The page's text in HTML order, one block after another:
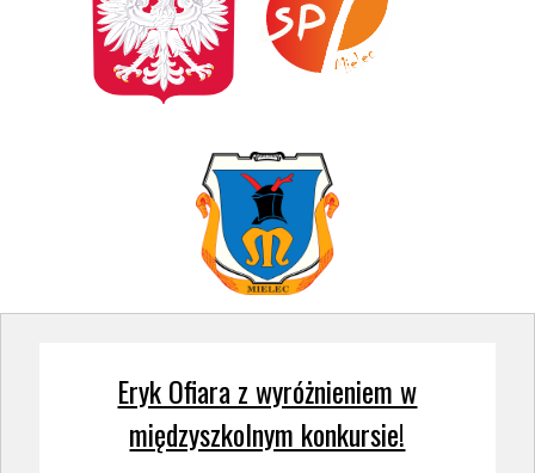
Eryk Ofiara z wyróżnieniem w
międzyszkolnym konkursie!